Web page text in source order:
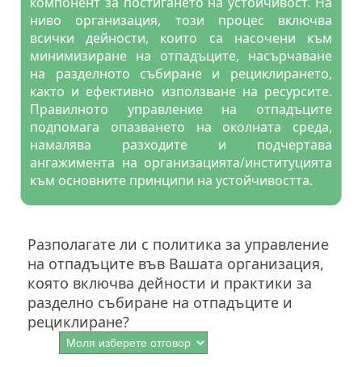
организация
ниво организация, този процес включва
всички дейности, които са насочени към
минимизиране на отпадъците, насърчаване
на разделното събиране и рециклирането,
както и ефективно използване на ресурсите.
Правилното управление на отпадъците
подпомага опазването на околната среда,
намалява разходите и подчертава
ангажимента на организацията/институцията
към основните принципи на устойчивостта.
Разполагате ли с политика за управление
на отпадъците във Вашата организация,
която включва дейности и практики за
разделно събиране на отпадъците и
рециклиране?